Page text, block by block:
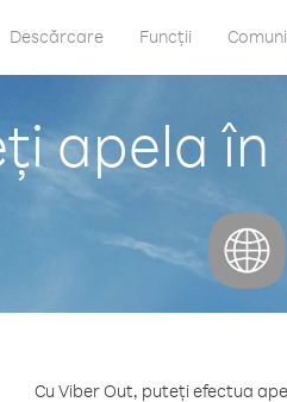
Descărcare Funcții
apela
Cu Viber Out, puteți efectua